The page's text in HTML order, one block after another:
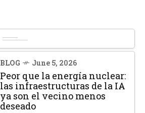
BLOG June 5, 2026
Peor que la energía nuclear:
las infraestructuras de la IA
ya son el vecino menos
deseado